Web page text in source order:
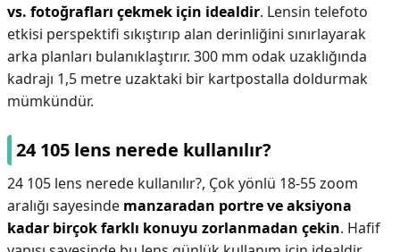
vs. fotoğrafları çekmek için idealdir. Lensin telefoto
etkisi perspektifi sıkıştırıp alan derinliğini sınırlayarak
arka planları bulanıklaştırır. 300 mm odak uzaklığında
kadrajı 1,5 metre uzaktaki bir kartpostalla doldurmak
mümkündür.
24 105 lens nerede kullanılır?
24 105 lens nerede kullanılır?, Çok yönlü 18-55 zoom
aralığı sayesinde manzaradan portre ve aksiyona
kadar birçok farklı konuyu zorlanmadan çekin. Hafif